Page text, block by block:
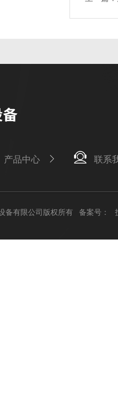
产品中心 联系
备有限公司版权所有 备案号：